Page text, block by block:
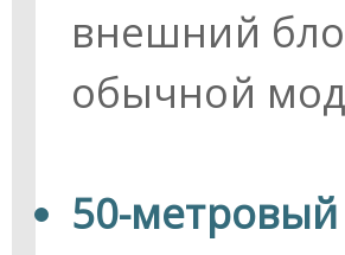
внешний
обычной
50-